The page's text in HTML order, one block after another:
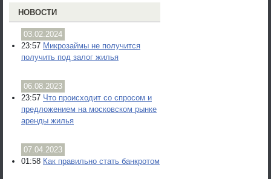
НОВОСТИ
03.02.2024
23:57 Микрозаймы не получится
получить под залог жилья
06.08.2023
23:57 Что происходит со спросом и
предложением на московском рынке
аренды жилья
07.04.2023
01:58 Как правильно стать банкротом